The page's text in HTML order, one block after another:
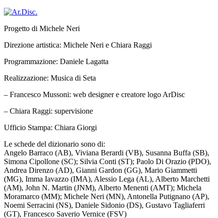
Progetto di Michele Neri
Direzione artistica: Michele Neri e Chiara Raggi
Programmazione: Daniele Lagatta
Realizzazione: Musica di Seta
– Francesco Mussoni: web designer e creatore logo ArDisc
– Chiara Raggi: supervisione
Ufficio Stampa: Chiara Giorgi
Le schede del dizionario sono di:
Angelo Barraco (AB), Viviana Berardi (VB), Susanna Buffa (SB),
Simona Cipollone (SC); Silvia Conti (ST); Paolo Di Orazio (PDO),
Andrea Direnzo (AD), Gianni Gardon (GG), Mario Giammetti
(MG), Imma Iavazzo (IMA), Alessio Lega (AL), Alberto Marchetti
(AM), John N. Martin (JNM), Alberto Menenti (AMT); Michela
Moramarco (MM); Michele Neri (MN), Antonella Putignano (AP),
Noemi Serracini (NS), Daniele Sidonio (DS), Gustavo Tagliaferri
(GT), Francesco Saverio Vernice (FSV)